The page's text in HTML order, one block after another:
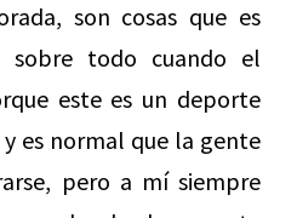
son cosas que es
sobre todo cuando el
este es un deporte
es normal que la gente
pero a mí siempre